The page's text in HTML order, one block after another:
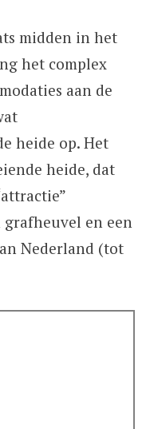
midden in het
het complex
aan de
heide op. Het
heide, dat
en een
Nederland (tot